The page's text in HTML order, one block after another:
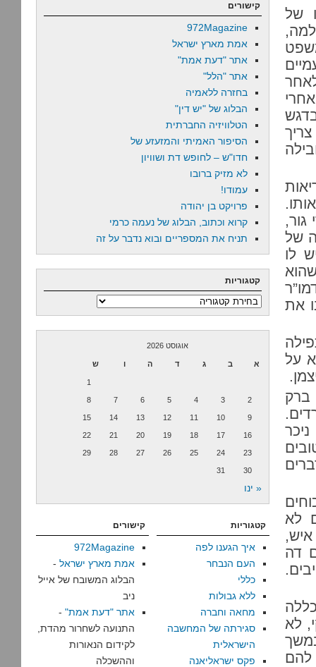
של
של
לו
את
על
ברק
לא
דה
לא
להם
קישורים
972Magazine
אמת מארץ ישראל
אתר "דעת אמת"
אתר "הלל"
בחזרה ללאמיה
הבלוג של "יש דין"
הטלוויזיה החברתית
הסיפור האמיתי והמזעזע של
חדו"ש – לחופש דת ושוויון
לא מזיק ברובו
עמודו!
פרויקט בן יהודה
קרוא וכתוב, הבלוג של נעמה כרמי
תניח את המספריים ובוא נדבר על זה
קטגוריות
קטגוריות
אוגוסט 2026
א ב ג ד ה ו ש
1
2
3
4
5
6
7
8
9
10
11
12
13
14
15
16
17
18
19
20
21
22
23
24
25
26
27
28
29
30
31
« ינו
קטגוריות
איך הגענו לפה
העם הנבחר
כללי
ללא גבולות
מחאה וחברה
סגירתה של המחשבה
הישראלית
פקס ישראליאנה
קישורים
972Magazine
אמת מארץ ישראל -
הבלוג המשובח של אייל
ניב
אתר "דעת אמת" -
התנועה לשחרור מהדת,
לקידום הנאורות
וההשכלה